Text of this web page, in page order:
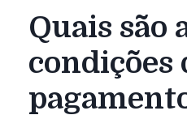
Quais são
condições